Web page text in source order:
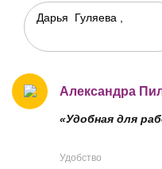
Александра
«Удобная для
Удобство